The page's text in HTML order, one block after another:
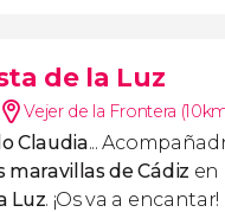
de la Luz
Vejer de la Frontera
Claudia...
maravillas de Cádiz en
Luz. ¡Os va a encantar!